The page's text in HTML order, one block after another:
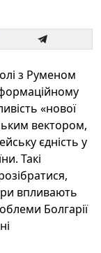
з Руменом
«нової
вектором,
єдність у
Такі
впливають
Болгарії